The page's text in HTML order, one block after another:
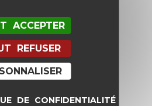
nom, mon e-mail
le navigateur
commentaire.
ACCEPTER
REFUSER
DE CONFIDENTIALITÉ